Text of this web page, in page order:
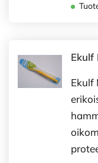
Ekulf
Ekulf